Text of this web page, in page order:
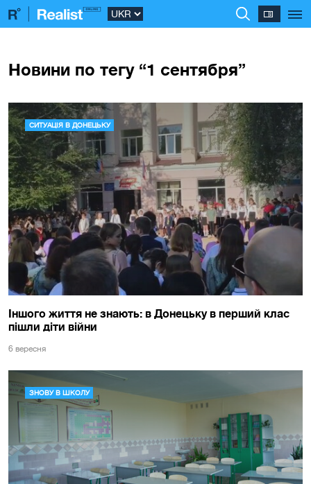
Новини по тегу “1 сентября”
СИТУАЦІЯ В ДОНЕЦЬКУ
Іншого життя не знають: в Донецьку в перший клас
пішли діти війни
6 вересня
ЗНОВУ В ШКОЛУ